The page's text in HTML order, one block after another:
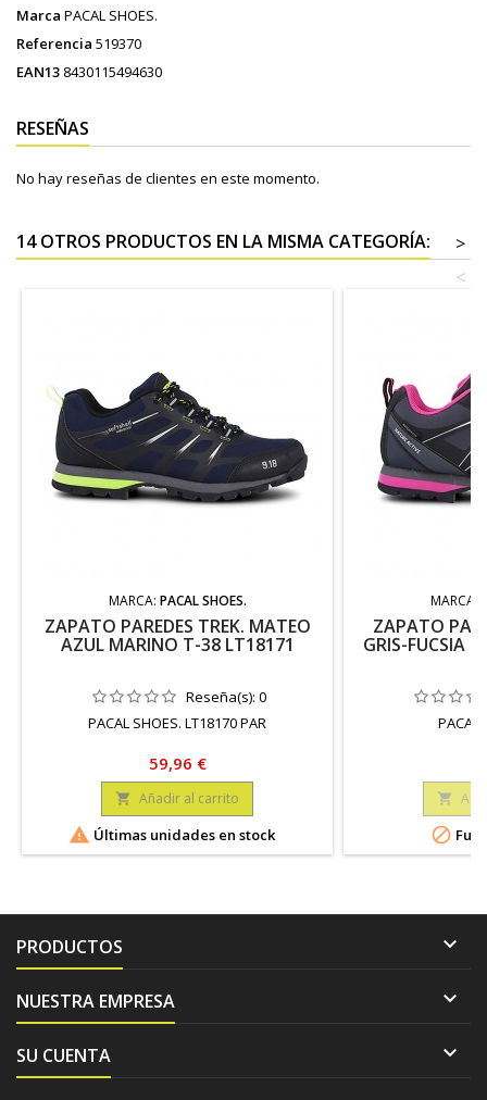
Marca PACAL SHOES.
Referencia 519370
EAN13 8430115494630
RESEÑAS
No hay reseñas de clientes en este momento.
14 OTROS PRODUCTOS EN LA MISMA CATEGORÍA:
>
<
MARCA: PACAL SHOES.
ZAPATO PAREDES TREK. MATEO
AZUL MARINO T-38 LT18171
Reseña(s): 0
PACAL SHOES. LT18170 PAR
Precio
59,96 €
 Añadir al carrito
 Últimas unidades en stock
MARCA:
ZAPATO
GRIS-FUCSIA
PACAL


PRODUCTOS 
NUESTRA EMPRESA 
SU CUENTA 